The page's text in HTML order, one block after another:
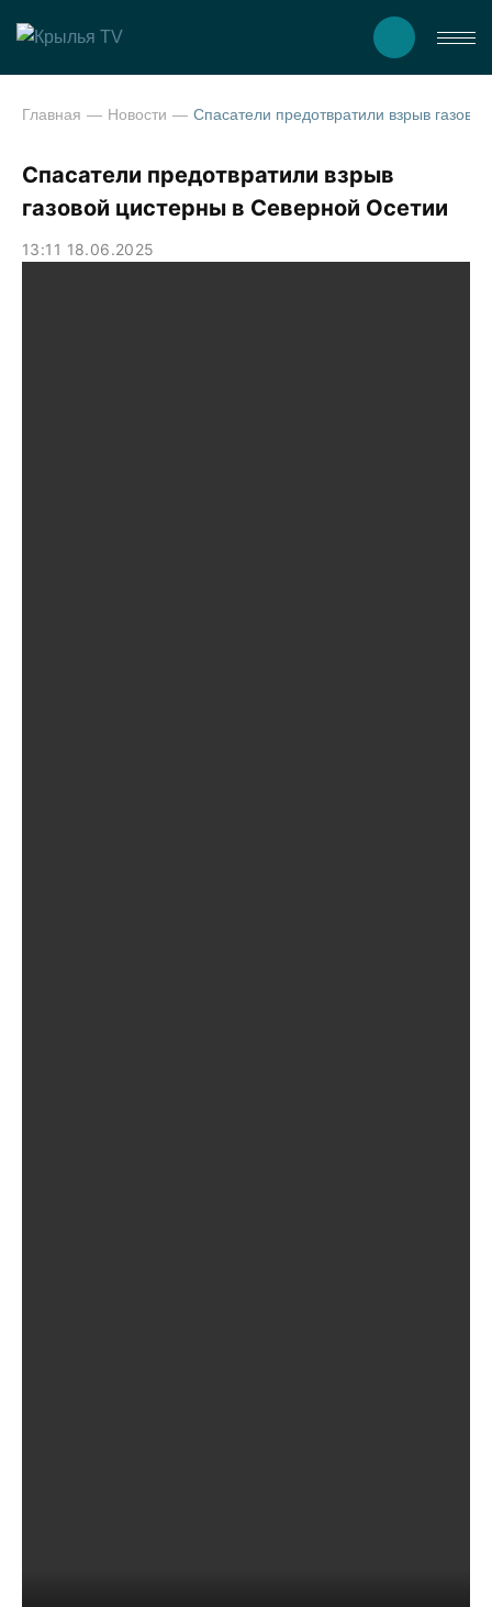
Главная Новости
Спасатели предотвратили взрыв
газовой цистерны в Северной Осетии
13:11 18.06.2025